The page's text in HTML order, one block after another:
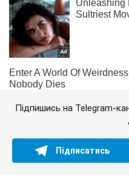
Підпишись на Telegram-
Підписатись